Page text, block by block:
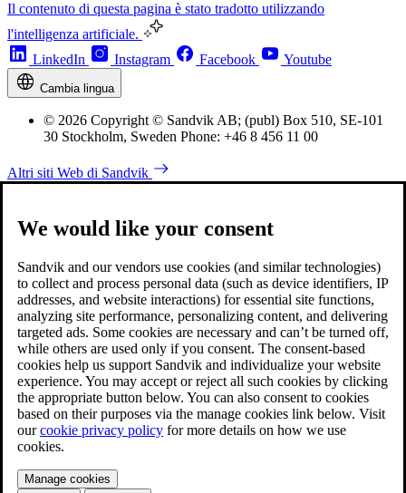
Il contenuto di questa pagina è stato tradotto utilizzando
l'intelligenza artificiale.
LinkedIn
Instagram Facebook Youtube
Cambia lingua
© 2026 Copyright © Sandvik AB; (publ) Box 510, SE-101
30 Stockholm, Sweden Phone: +46 8 456 11 00
Altri siti Web di Sandvik
We would like your consent
Sandvik and our vendors use cookies (and similar technologies)
to collect and process personal data (such as device identifiers, IP
addresses, and website interactions) for essential site functions,
analyzing site performance, personalizing content, and delivering
targeted ads. Some cookies are necessary and can’t be turned off,
while others are used only if you consent. The consent-based
cookies help us support Sandvik and individualize your website
experience. You may accept or reject all such cookies by clicking
the appropriate button below. You can also consent to cookies
based on their purposes via the manage cookies link below. Visit
ourcookie privacy policy for more details on how we use
cookies.
Manage cookies